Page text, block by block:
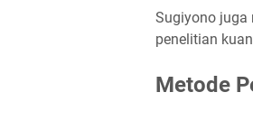
Sugiyono juga
penelitian
Metode